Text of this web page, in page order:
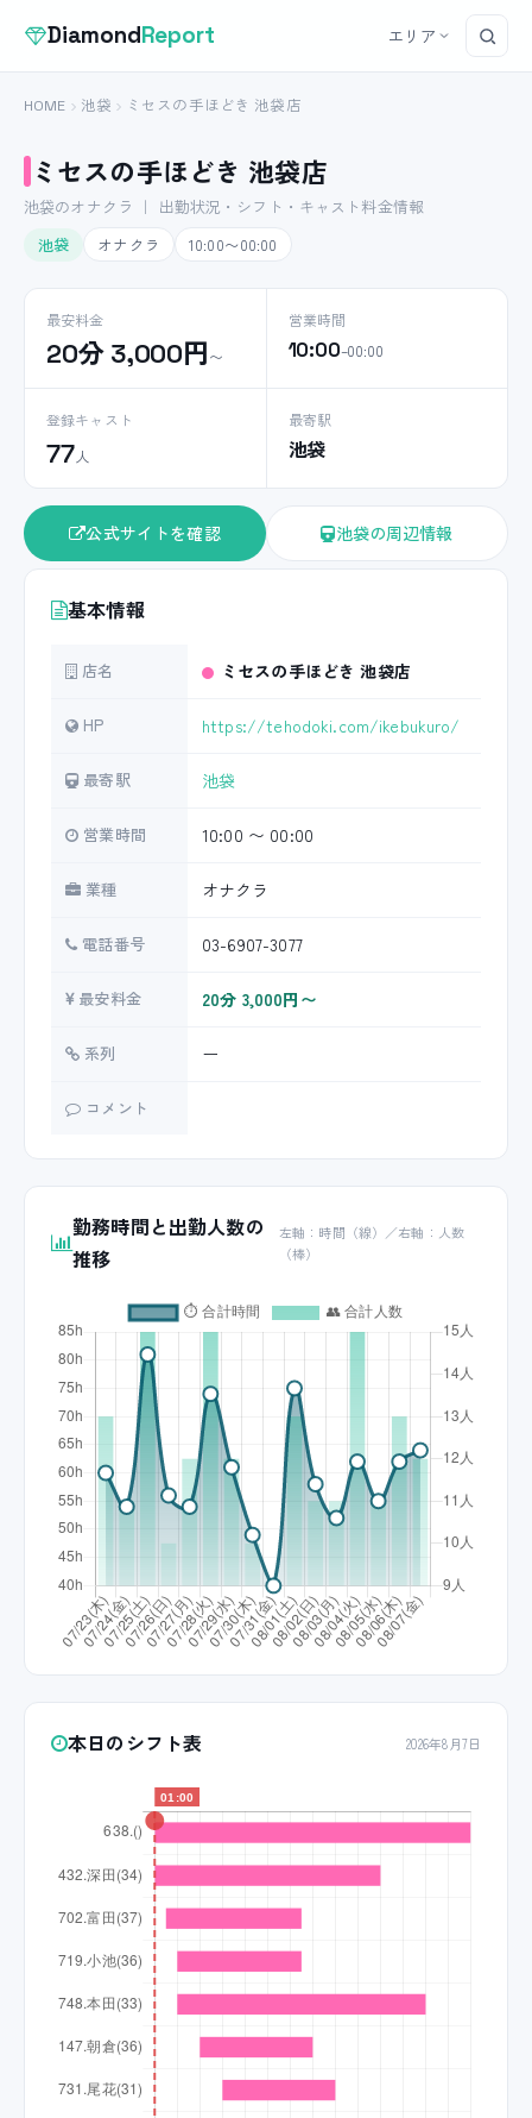
DiamondReport エリア
HOME 池袋 ミセスの手ほどき 池袋店
ミセスの手ほどき 池袋店
池袋のオナクラ ｜ 出勤状況・シフト・キャスト料金情報
池袋
オナクラ 10:00〜00:00
最安料金
20分 3,000円〜
営業時間
10:00–00:00
登録キャスト
77人
最寄駅
池袋
公式サイトを確認 池袋の周辺情報
基本情報
店名 ミセスの手ほどき 池袋店
HP https://tehodoki.com/ikebukuro/
最寄駅 池袋
営業時間 10:00 〜 00:00
業種 オナクラ
電話番号 03-6907-3077
最安料金 20分 3,000円〜
系列 ー
コメント
勤務時間と出勤人数の
推移
左軸：時間（線）／右軸：人数
（棒）
本日のシフト表 2026年8月7日